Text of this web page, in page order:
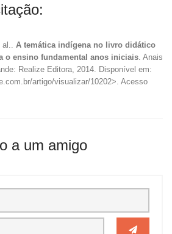
A temática indígena no livro didático
o ensino fundamental anos iniciais . Anais
Realize Editora, 2014. Disponível em:
artigo/visualizar/10202>. Acesso
a um amigo